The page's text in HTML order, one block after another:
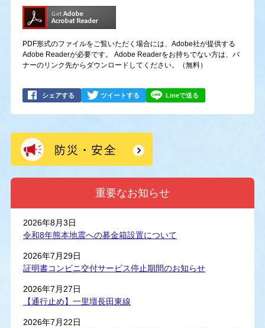
PDF形式のファイルをご覧いただく場合には、Adobe社が提供する
Adobe Readerが必要です。
Adobe Readerをお持ちでない方は、バ
ナーのリンク先からダウンロードしてください。（無料）
シェアする ツイートする Lineで送る
重要なお知らせ
2026年8月3日
令和8年熊本地震への募金箱設置について
2026年7月29日
証明書コンビニ交付サービス停止期間のお知らせ
2026年7月27日
【通行止め】一里壇長田東線
2026年7月22日